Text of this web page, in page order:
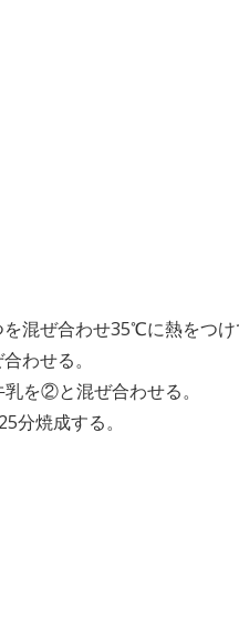
混ぜ合わせ35℃に熱をつ
わせる。
を②と混ぜ合わせる。
焼成する。